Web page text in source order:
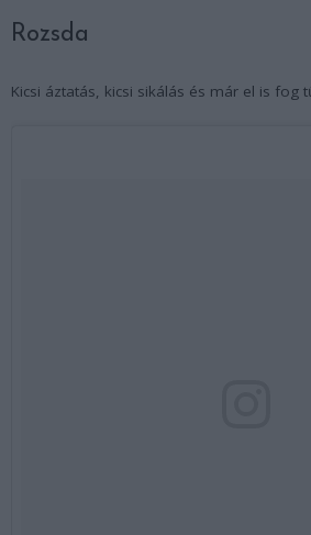
Rozsda
Kicsi áztatás, kicsi sikálás és már el is fog